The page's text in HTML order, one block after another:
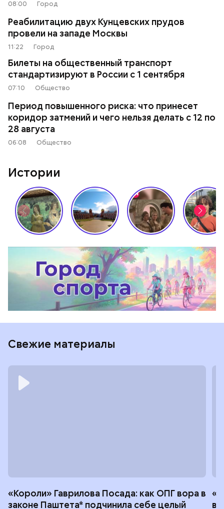
08:00 Город
Реабилитацию двух Кунцевских прудов
провели на западе Москвы
11:22 Город
Билеты на общественный транспорт
стандартизируют в России с 1 сентября
07:10 Общество
Период повышенного риска: что принесет
коридор затмений и чего нельзя делать с 12 по
28 августа
06:08 Общество
Истории
Свежие материалы
«Короли» Гаврилова Посада: как ОПГ вора в
законе Паштета* подчинила себе целый